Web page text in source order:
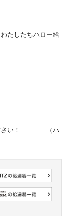
たしたちハロー給
ださい！ （ハ